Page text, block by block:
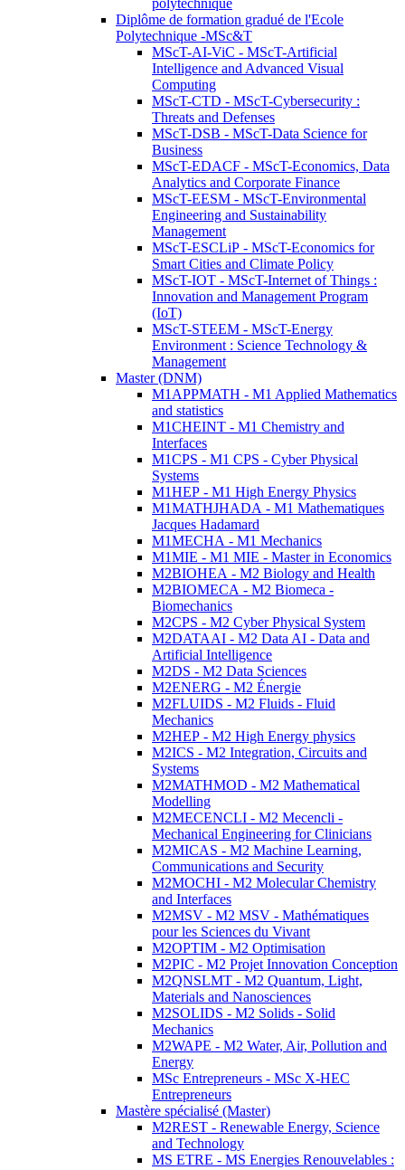
polytechnique
Diplôme de formation gradué de l'Ecole
Polytechnique -MSc&T
MScT-AI-ViC - MScT-Artificial
Intelligence and Advanced Visual
Computing
MScT-CTD - MScT-Cybersecurity :
Threats and Defenses
MScT-DSB - MScT-Data Science for
Business
MScT-EDACF - MScT-Economics, Data
Analytics and Corporate Finance
MScT-EESM - MScT-Environmental
Engineering and Sustainability
Management
MScT-ESCLiP - MScT-Economics for
Smart Cities and Climate Policy
MScT-IOT - MScT-Internet of Things :
Innovation and Management Program
(IoT)
MScT-STEEM - MScT-Energy
Environment : Science Technology &
Management
Master (DNM)
M1APPMATH - M1 Applied Mathematics
and statistics
M1CHEINT - M1 Chemistry and
Interfaces
M1CPS - M1 CPS - Cyber Physical
Systems
M1HEP - M1 High Energy Physics
M1MATHJHADA - M1 Mathematiques
Jacques Hadamard
M1MECHA - M1 Mechanics
M1MIE - M1 MIE - Master in Economics
M2BIOHEA - M2 Biology and Health
M2BIOMECA - M2 Biomeca -
Biomechanics
M2CPS - M2 Cyber Physical System
M2DATAAI - M2 Data AI - Data and
Artificial Intelligence
M2DS - M2 Data Sciences
M2ENERG - M2 Énergie
M2FLUIDS - M2 Fluids - Fluid
Mechanics
M2HEP - M2 High Energy physics
M2ICS - M2 Integration, Circuits and
Systems
M2MATHMOD - M2 Mathematical
Modelling
M2MECENCLI - M2 Mecencli -
Mechanical Engineering for Clinicians
M2MICAS - M2 Machine Learning,
Communications and Security
M2MOCHI - M2 Molecular Chemistry
and Interfaces
M2MSV - M2 MSV - Mathématiques
pour les Sciences du Vivant
M2OPTIM - M2 Optimisation
M2PIC - M2 Projet Innovation Conception
M2QNSLMT - M2 Quantum, Light,
Materials and Nanosciences
M2SOLIDS - M2 Solids - Solid
Mechanics
M2WAPE - M2 Water, Air, Pollution and
Energy
MSc Entrepreneurs - MSc X-HEC
Entrepreneurs
Mastère spécialisé (Master)
M2REST - Renewable Energy, Science
and Technology
MS ETRE - MS Energies Renouvelables :